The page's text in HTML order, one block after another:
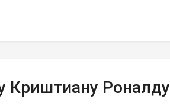
Криштиану Роналду